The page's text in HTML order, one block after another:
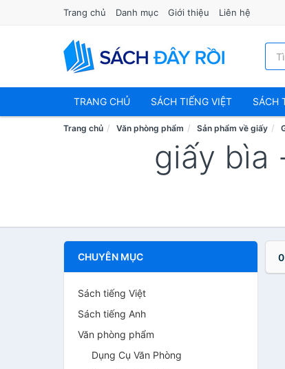
Trang chủ Danh mục Giới thiệu Liên hệ
TRANG CHỦ SÁCH TIẾNG VIỆT SÁCH
Trang chủ Văn phòng phẩm Sản phẩm về giấy
giấy bìa
CHUYÊN MỤC
Sách tiếng Việt
Sách tiếng Anh
Văn phòng phẩm
Dụng Cụ Văn Phòng
0